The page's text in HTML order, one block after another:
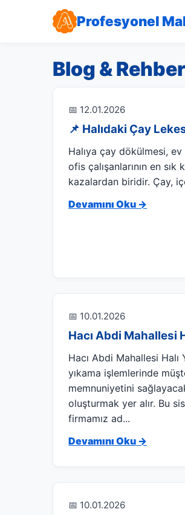
Profesyonel
Blog & Rehber
📅 12.01.2026
📌 Halıdaki Çay
Halıya çay dökülmesi, ev
ofis çalışanlarının en sık
kazalardan biridir. Çay,
Devamını Oku →
📅 10.01.2026
Hacı Abdi Mahallesi
Hacı Abdi Mahallesi Halı
yıkama işlemlerinde
memnuniyetini
oluşturmak yer alır. Bu
firmamız ad...
Devamını Oku →
📅 10.01.2026